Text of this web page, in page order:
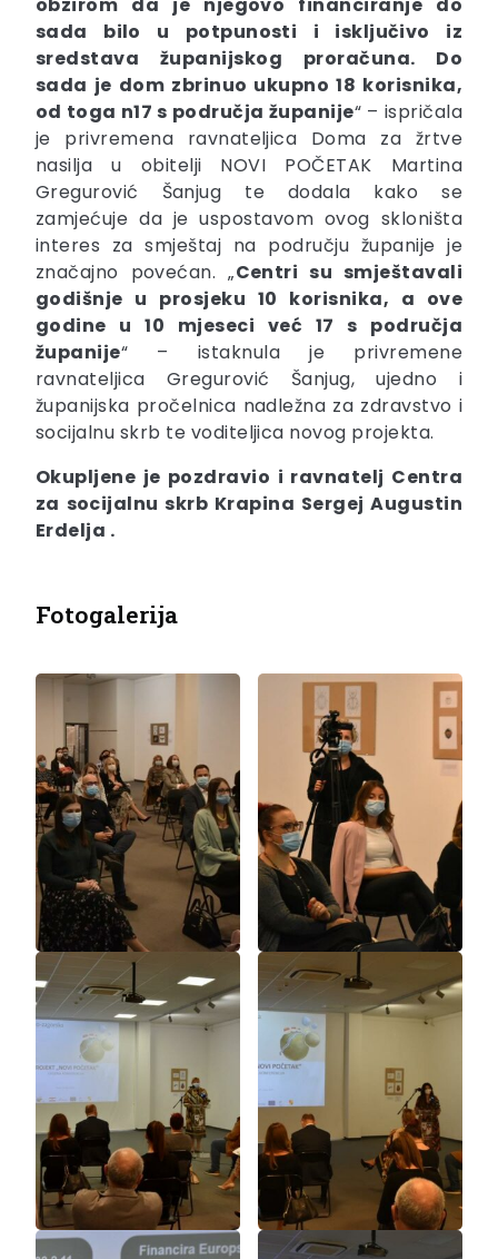
obzirom da je njegovo financiranje do
sada bilo u potpunosti i isključivo iz
sredstava županijskog proračuna. Do
sada je dom zbrinuo ukupno 18 korisnika,
od toga n17 s područja županije“ – ispričala
je privremena ravnateljica Doma za žrtve
nasilja u obitelji NOVI POČETAK Martina
Gregurović Šanjug te dodala kako se
zamjećuje da je uspostavom ovog skloništa
interes za smještaj na području županije je
značajno povećan. „Centri su smještavali
godišnje u prosjeku 10 korisnika, a ove
godine u 10 mjeseci već 17 s područja
županije“ – istaknula je privremene
ravnateljica Gregurović Šanjug, ujedno i
županijska pročelnica nadležna za zdravstvo i
socijalnu skrb te voditeljica novog projekta.
Okupljene je pozdravio i ravnatelj Centra
za socijalnu skrb Krapina Sergej Augustin
Erdelja .
Fotogalerija